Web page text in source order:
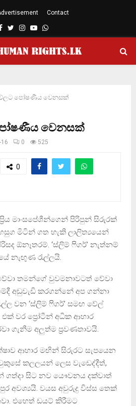
Contact
Facebook
TwitterInstagram
YoutubeWhatsapp
පෝෂණීය වෙනසක්
වෙනසක්
0 525
0
මාංසපේශීන්ගෙන් පිරිපුන් සිරුරක්
මිටින් ගත හැකි ලාලිත්‍යයෙන්
ඕනෑතරම්. ‘ස්ලිම් ෆිගර්’ නැත්නම්
නැඟුණ රැල්ලයි.
තමන්ගේ වුවමනාවටත් වේවා
අඩුවැඩි කරගන්නේ අප ගන්නා
වන ‘ස්ලිම් ෆිගර්’ සමඟ වේල්
වර ප්‍රෝටීන් අධික ආහාර
ගැනීම අලුත්ම ප්‍රවණතාවයි.
ආහාර මඟින් සිරුරට සැපයෙන
කලලයන් ලෙස වැඩෙද්දීත්,
ගත්දා සිට නව යෞවනය දක්වාත්
අවශ්‍යයි. වයස අවුරුදු විස්ස තෙක්
එහෙත් ඩයට් කිරීමට